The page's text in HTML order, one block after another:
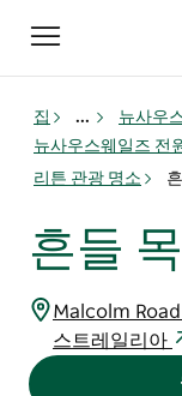
Toggle
navigation
집 ...
뉴사우
뉴사우스웨일즈 전
리튼 관광 명소
흔들
Malcolm
스트레일리아